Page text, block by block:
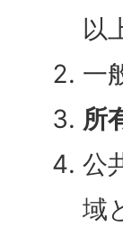
以
一
所
公
域